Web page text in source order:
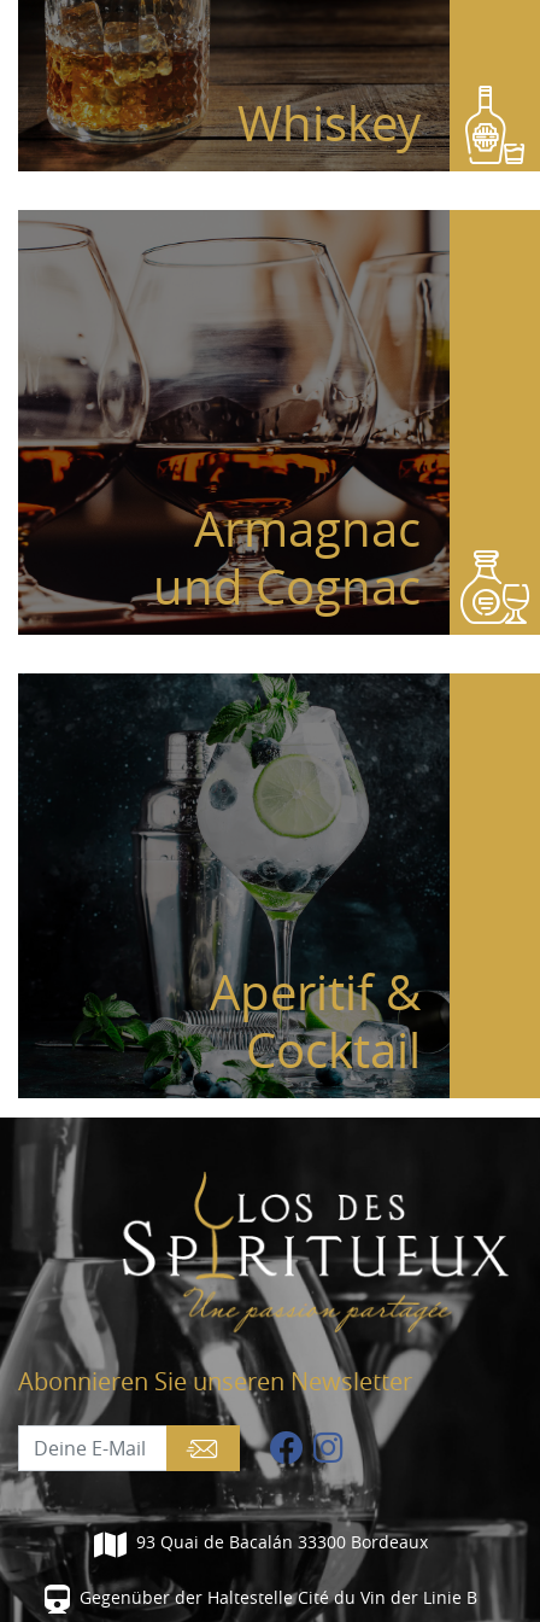
Whiskey
Armagnac
und Cognac
Aperitif &
Cocktail
Abonnieren Sie unseren Newsletter
93 Quai de Bacalán 33300 Bordeaux
Gegenüber der Haltestelle Cité du Vin der Linie B